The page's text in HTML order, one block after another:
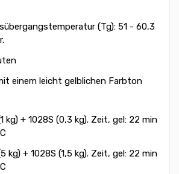
(Tg): 51 - 60,3
einem leicht gelblichen Farbton
kg) + 1028S (0,3 kg). Zeit, gel: 22 min
kg) + 1028S (1,5 kg). Zeit, gel: 22 min